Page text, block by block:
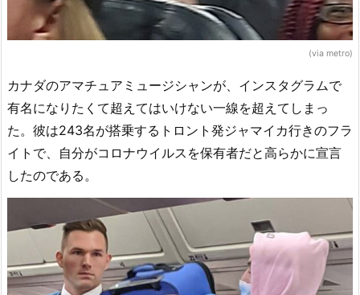
(via metro)
カナダのアマチュアミュージシャンが、インスタグラムで
有名になりたくて超えてはいけない一線を超えてしまっ
た。彼は243名が搭乗するトロント発ジャマイカ行きのフラ
イトで、自分がコロナウイルスを保有者だと高らかに宣言
したのである。